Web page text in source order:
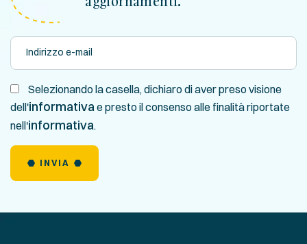
Selezionando la casella, dichiaro di aver preso visione
dell'informativae presto il consenso alle finalità riportate
nell'informativa.
INVIA